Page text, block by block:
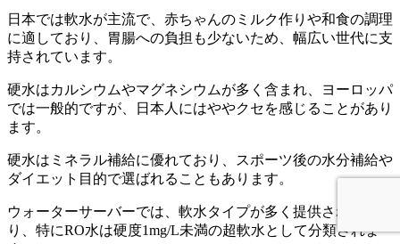
日本では軟水が主流で、赤ちゃんのミルク作りや和食の調理
に適しており、胃腸への負担も少ないため、幅広い世代に支
持されています。
硬水はカルシウムやマグネシウムが多く含まれ、ヨーロッパ
では一般的ですが、日本人にはややクセを感じることがあり
ます。
硬水はミネラル補給に優れており、スポーツ後の水分補給や
ダイエット目的で選ばれることもあります。
ウォーターサーバーでは、軟水タイプが多く提供されてお
り、特にRO水は硬度1mg/L未満の超軟水として分類されま